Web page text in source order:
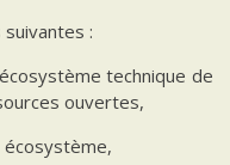
:
technique de
ouvertes,